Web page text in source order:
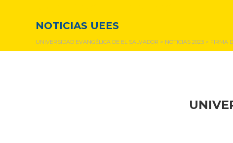
NOTICIAS UEES
UNIVERSIDAD EVANGÉLICA DE EL SALVADOR > NOTICIAS 2023 > FIRMA